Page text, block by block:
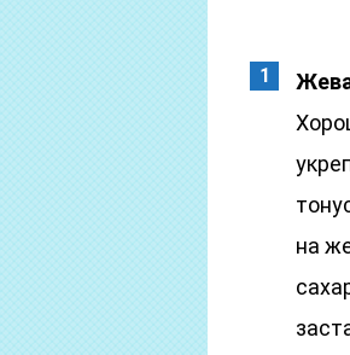
на